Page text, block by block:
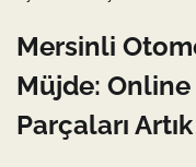
Mersinli
Müjde:
Parçaları